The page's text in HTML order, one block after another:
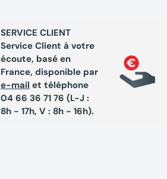
SERVICE CLIENT
Service Client à votre
écoute, basé en
France, disponible par
e-mail et téléphone
04 66 36 71 76 (L-J :
8h - 17h, V : 8h - 16h).